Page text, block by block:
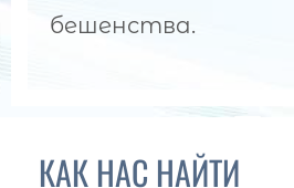
бешенства.
КАК НАС НАЙТИ